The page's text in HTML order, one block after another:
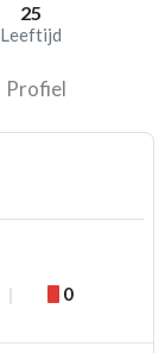
25
Leeftijd
Profiel
0